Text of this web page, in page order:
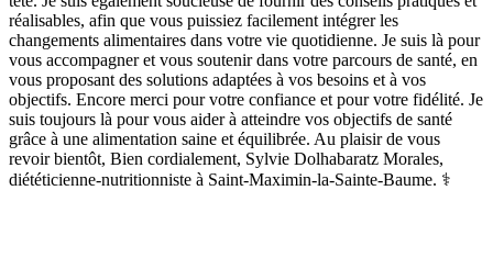
réalisables, afin que vous puissiez facilement intégrer les
changements alimentaires dans votre vie quotidienne. Je suis là pour
vous accompagner et vous soutenir dans votre parcours de santé, en
vous proposant des solutions adaptées à vos besoins et à vos
objectifs. Encore merci pour votre confiance et pour votre fidélité. Je
suis toujours là pour vous aider à atteindre vos objectifs de santé
grâce à une alimentation saine et équilibrée. Au plaisir de vous
revoir bientôt, Bien cordialement, Sylvie Dolhabaratz Morales,
diététicienne-nutritionniste à Saint-Maximin-la-Sainte-Baume. ‍⚕️